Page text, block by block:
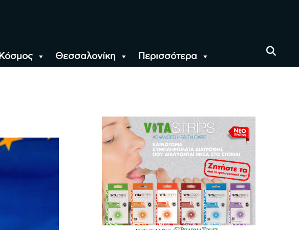
Κόσμος Θεσσαλονίκη Περισσότερα